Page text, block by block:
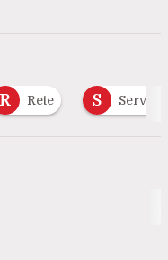
V Virtualizzazione